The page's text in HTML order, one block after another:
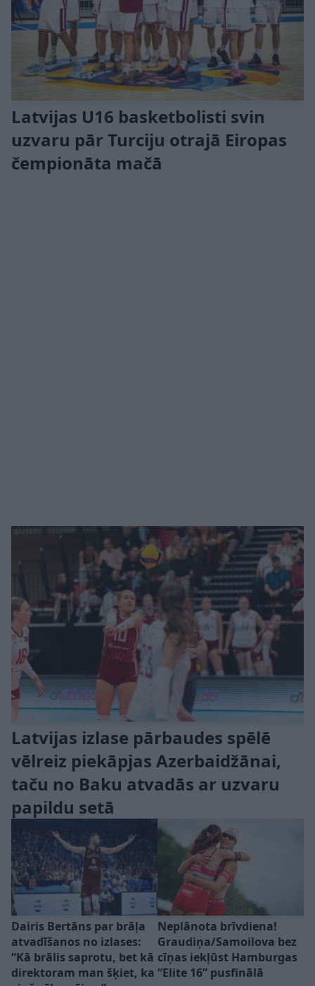
Latvijas U16 basketbolisti svin
uzvaru pār Turciju otrajā Eiropas
čempionāta mačā
Latvijas izlase pārbaudes spēlē
vēlreiz piekāpjas Azerbaidžānai,
taču no Baku atvadās ar uzvaru
papildu setā
Dairis Bertāns par brāļa
atvadīšanos no izlases:
“Kā brālis saprotu, bet kā
direktoram man šķiet, ka
Neplānota brīvdiena!
Graudiņa/Samoilova bez
cīņas iekļūst Hamburgas
“Elite 16” pusfinālā